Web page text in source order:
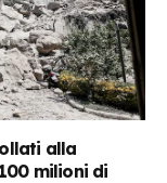
alla
milioni di